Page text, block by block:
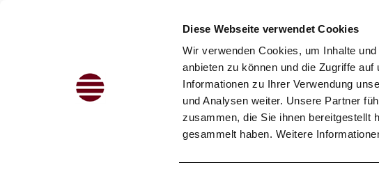
Diese Webseite verwendet Cookies
Wir verwenden Cookies, um Inhalte
anbieten zu können und die Zugriffe
Informationen zu Ihrer Verwendung
und Analysen weiter. Unsere Partner
zusammen, die Sie ihnen bereitgestellt
gesammelt haben. Weitere
Zum Inhalt springen